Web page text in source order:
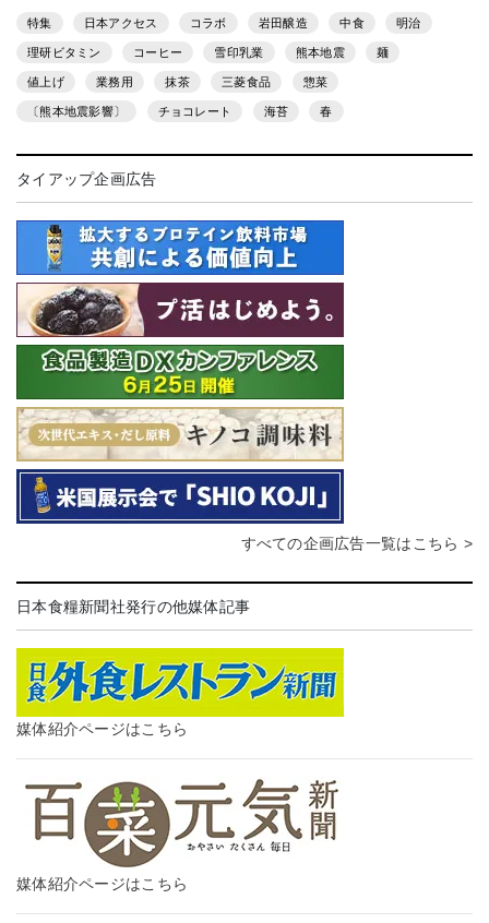
特集 日本アクセス コラボ 岩田醸造 中食 明治
理研ビタミン コーヒー 雪印乳業 熊本地震 麺
値上げ 業務用 抹茶 三菱食品 惣菜
〔熊本地震影響〕 チョコレート 海苔 春
タイアップ企画広告
すべての企画広告一覧はこちら >
日本食糧新聞社発行の他媒体記事
媒体紹介ページはこちら
媒体紹介ページはこちら